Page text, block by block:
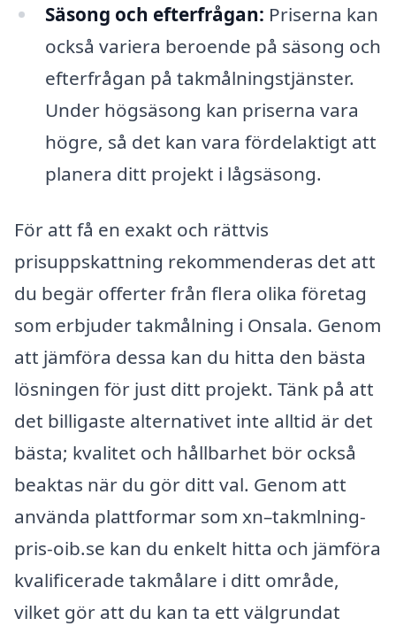
Säsong och efterfrågan: Priserna kan
också variera beroende på säsong och
efterfrågan på takmålningstjänster.
Under högsäsong kan priserna vara
högre, så det kan vara fördelaktigt att
planera ditt projekt i lågsäsong.
För att få en exakt och rättvis
prisuppskattning rekommenderas det att
du begär offerter från flera olika företag
som erbjuder takmålning i Onsala. Genom
att jämföra dessa kan du hitta den bästa
lösningen för just ditt projekt. Tänk på att
det billigaste alternativet inte alltid är det
bästa; kvalitet och hållbarhet bör också
beaktas när du gör ditt val. Genom att
använda plattformar som xn–takmlning-
pris-oib.se kan du enkelt hitta och jämföra
kvalificerade takmålare i ditt område,
vilket gör att du kan ta ett välgrundat